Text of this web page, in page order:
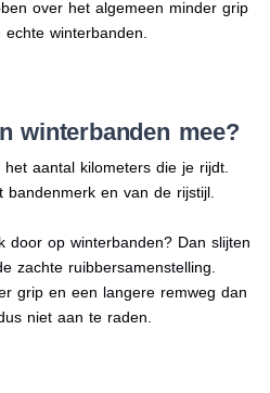
over het algemeen minder grip
winterbanden.
winterbanden mee?
aantal kilometers die je rijdt.
bandenmerk en van de rijstijl.
door op winterbanden? Dan slijten
zachte ruibbersamenstelling.
grip en een langere remweg dan
niet aan te raden.